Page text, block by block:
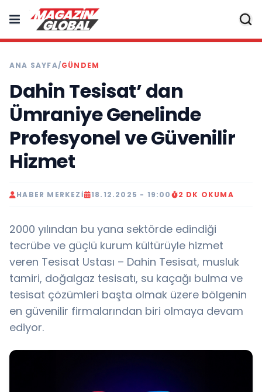
ANA SAYFA/GÜNDEM
Dahin Tesisat’ dan
Ümraniye Genelinde
Profesyonel ve Güvenilir
Hizmet
HABER MERKEZI 18.12.2025 - 19:00 2 DK OKUMA
2000 yılından bu yana sektörde edindiği
tecrübe ve güçlü kurum kültürüyle hizmet
veren Tesisat Ustası – Dahin Tesisat, musluk
tamiri, doğalgaz tesisatı, su kaçağı bulma ve
tesisat çözümleri başta olmak üzere bölgenin
en güvenilir firmalarından biri olmaya devam
ediyor.